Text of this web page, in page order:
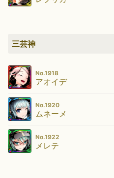
三芸神
No.1918
アオイデ
No.1920
ムネーメ
No.1922
メレテ